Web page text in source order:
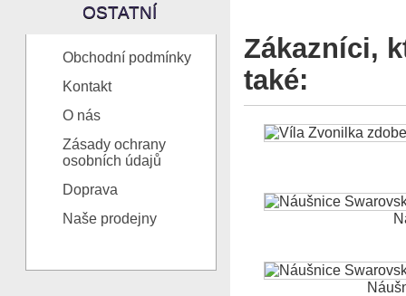
OSTATNÍ
Obchodní podmínky
Kontakt
O nás
Zásady ochrany
osobních údajů
Doprava
Naše prodejny
Zákazníci,
také: